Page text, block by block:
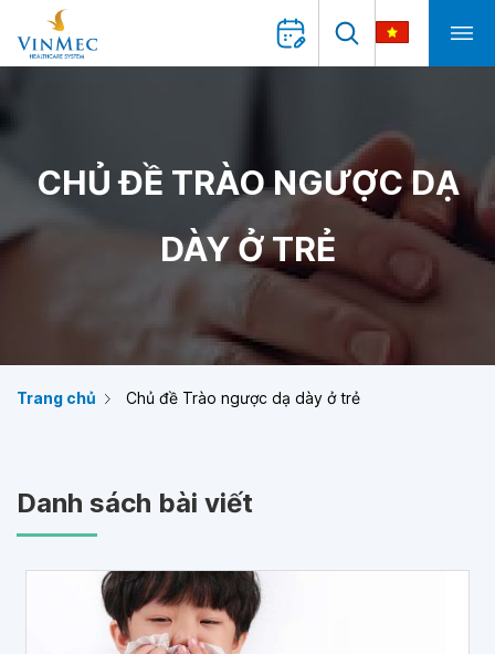
CHỦ ĐỀ TRÀO NGƯỢC DẠ
DÀY Ở TRẺ
Trang chủ Chủ đề Trào ngược dạ dày ở trẻ
Danh sách bài viết